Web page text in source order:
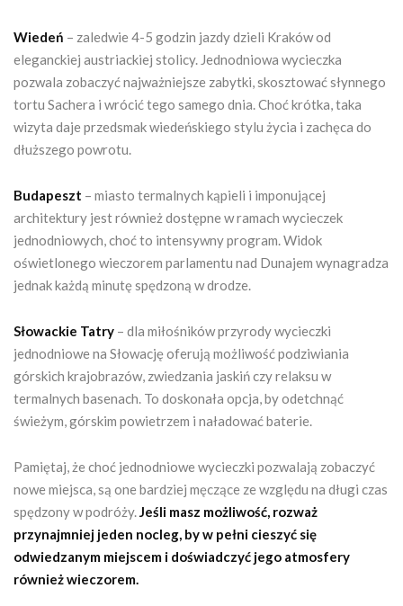
Wiedeń – zaledwie 4-5 godzin jazdy dzieli Kraków od
eleganckiej austriackiej stolicy. Jednodniowa wycieczka
pozwala zobaczyć najważniejsze zabytki, skosztować słynnego
tortu Sachera i wrócić tego samego dnia. Choć krótka, taka
wizyta daje przedsmak wiedeńskiego stylu życia i zachęca do
dłuższego powrotu.
Budapeszt – miasto termalnych kąpieli i imponującej
architektury jest również dostępne w ramach wycieczek
jednodniowych, choć to intensywny program. Widok
oświetlonego wieczorem parlamentu nad Dunajem wynagradza
jednak każdą minutę spędzoną w drodze.
Słowackie Tatry – dla miłośników przyrody wycieczki
jednodniowe na Słowację oferują możliwość podziwiania
górskich krajobrazów, zwiedzania jaskiń czy relaksu w
termalnych basenach. To doskonała opcja, by odetchnąć
świeżym, górskim powietrzem i naładować baterie.
Pamiętaj, że choć jednodniowe wycieczki pozwalają zobaczyć
nowe miejsca, są one bardziej męczące ze względu na długi czas
spędzony w podróży.Jeśli masz możliwość, rozważ
przynajmniej jeden nocleg, by w pełni cieszyć się
odwiedzanym miejscem i doświadczyć jego atmosfery
również wieczorem.